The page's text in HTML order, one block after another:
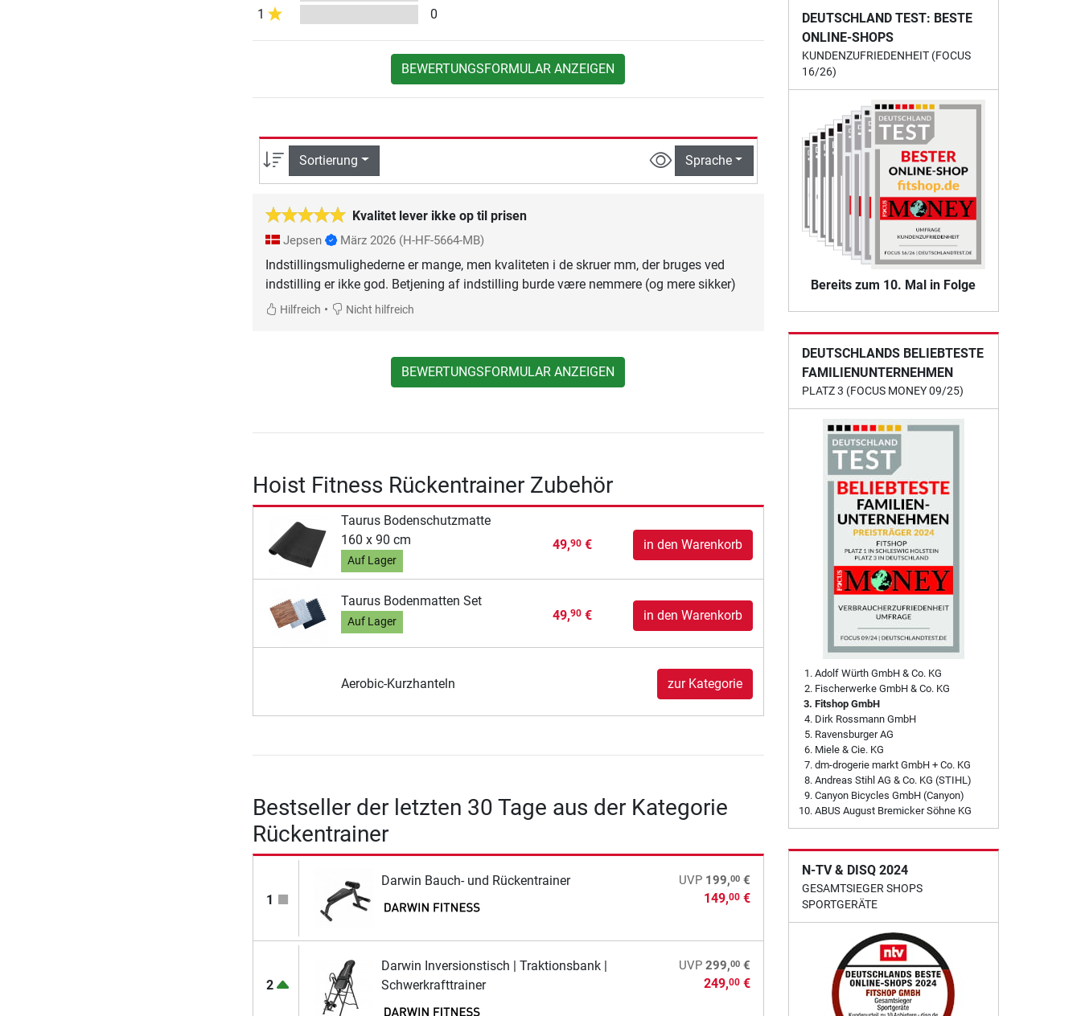
1
0
BEWERTUNGSFORMULAR ANZEIGEN
Sortierung Sprache
Kvalitet lever ikke op til prisen
Jepsen März 2026 (H-HF-5664-MB)
Indstillingsmulighederne er mange, men kvaliteten i de skruer mm, der bruges ved
indstilling er ikke god. Betjening af indstilling burde være nemmere (og mere sikker)
Hilfreich • Nicht hilfreich
BEWERTUNGSFORMULAR ANZEIGEN
Hoist Fitness Rückentrainer Zubehör
Taurus Bodenschutzmatte
160 x 90 cm
Auf Lager
49,90€ in den Warenkorb
Taurus Bodenmatten Set
Auf Lager 49,90€ in den Warenkorb
Aerobic-Kurzhanteln zur Kategorie
Bestseller der letzten 30 Tage aus der Kategorie
Rückentrainer
1
Darwin Bauch- und Rückentrainer UVP 199,00 €
149,00 €
2
Darwin Inversionstisch | Traktionsbank |
Schwerkrafttrainer
UVP 299,00 €
249,00 €
DEUTSCHLAND TEST: BESTE
ONLINE-SHOPS
KUNDENZUFRIEDENHEIT (FOCUS
16/26)
Bereits zum 10. Mal in Folge
DEUTSCHLANDS BELIEBTESTE
FAMILIENUNTERNEHMEN
PLATZ 3 (FOCUS MONEY 09/25)
Adolf Würth GmbH & Co. KG
Fischerwerke GmbH & Co. KG
Fitshop GmbH
Dirk Rossmann GmbH
Ravensburger AG
Miele & Cie. KG
dm-drogerie markt GmbH + Co. KG
Andreas Stihl AG & Co. KG (STIHL)
Canyon Bicycles GmbH (Canyon)
ABUS August Bremicker Söhne KG
N-TV & DISQ 2024
GESAMTSIEGER SHOPS
SPORTGERÄTE